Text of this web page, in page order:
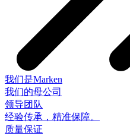
我们是Marken
我们的母公司
领导团队
经验传承，精准保障。
质量保证